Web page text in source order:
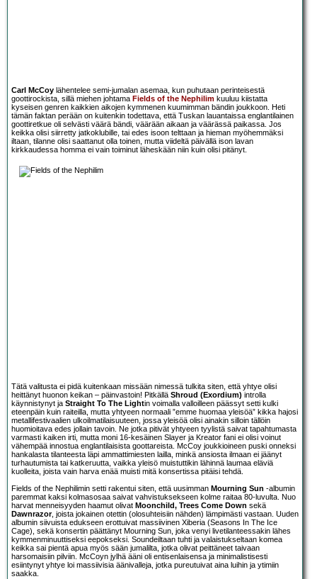
Carl McCoy lähentelee semi-jumalan asemaa, kun puhutaan perinteisestä
goottirockista, sillä miehen johtama Fields of the Nephilim kuuluu kiistatta
kyseisen genren kaikkien aikojen kymmenen kuumimman bändin joukkoon. Heti
tämän faktan perään on kuitenkin todettava, että Tuskan lauantaissa englantilainen
goottiretkue oli selvästi väärä bändi, väärään aikaan ja väärässä paikassa. Jos
keikka olisi siirretty jatkoklubille, tai edes isoon telttaan ja hieman myöhemmäksi
iltaan, tilanne olisi saattanut olla toinen, mutta viideltä päivällä ison lavan
kirkkaudessa homma ei vain toiminut läheskään niin kuin olisi pitänyt.
Tätä valitusta ei pidä kuitenkaan missään nimessä tulkita siten, että yhtye olisi
heittänyt huonon keikan – päinvastoin! Pitkällä Shroud (Exordium) introlla
käynnistynyt ja Straight To The Lightin voimalla valloilleen päässyt setti kulki
eteenpäin kuin raiteilla, mutta yhtyeen normaali ”emme huomaa yleisöä” kikka hajosi
metallifestivaalien ulkoilmatilaisuuteen, jossa yleisöä olisi ainakin silloin tällöin
huomioitava edes jollain tavoin. Ne jotka pitivät yhtyeen tyylistä saivat tapahtumasta
varmasti kaiken irti, mutta moni 16-kesäinen Slayer ja Kreator fani ei olisi voinut
vähempää innostua englantilaisista goottareista. McCoy joukkioineen puski onneksi
hankalasta tilanteesta läpi ammattimiesten lailla, minkä ansiosta ilmaan ei jäänyt
turhautumista tai katkeruutta, vaikka yleisö muistuttikin lähinnä laumaa eläviä
kuolleita, joista vain harva enää muisti mitä konsertissa pitäisi tehdä.
Fields of the Nephilimin setti rakentui siten, että uusimman Mourning Sun -albumin
paremmat kaksi kolmasosaa saivat vahvistuksekseen kolme raitaa 80-luvulta. Nuo
harvat menneisyyden haamut olivat Moonchild, Trees Come Down sekä
Dawnrazor, joista jokainen otettin (olosuhteisiin nähden) lämpimästi vastaan. Uuden
albumin siivuista edukseen erottuivat massiivinen Xiberia (Seasons In The Ice
Cage), sekä konsertin päättänyt Mourning Sun, joka venyi livetilanteessakin lähes
kymmenminuuttiseksi eepokseksi. Soundeiltaan tuhti ja valaistukseltaan komea
keikka sai pientä apua myös sään jumalilta, jotka olivat peittäneet taivaan
harsomaisiin pilviin. McCoyn jylhä ääni oli entisenlaisensa ja minimalistisesti
esiintynyt yhtye loi massiivisia äänivalleja, jotka pureutuivat aina luihin ja ytimiin
saakka.